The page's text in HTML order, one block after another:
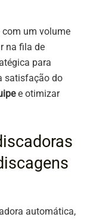
com um volume
na fila de
para
satisfação do
e otimizar
automática,